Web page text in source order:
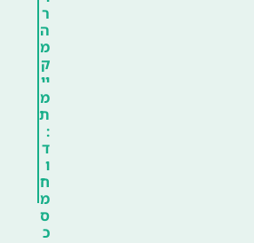
ר
ה
מ
ק
יי
מ
ת
:
ד
ו
ח
מ
ס
כ